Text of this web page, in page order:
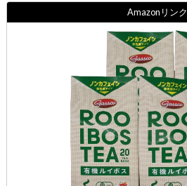
Amazonリンク